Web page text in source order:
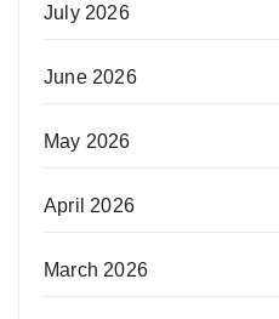
July 2026
June 2026
May 2026
April 2026
March 2026